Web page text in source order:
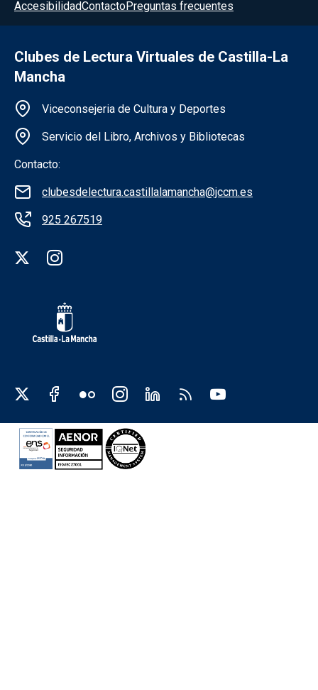
AccesibilidadContactoPreguntas frecuentes
Clubes de Lectura Virtuales de Castilla-La
Mancha
Información de la institución
Viceconsejeria de Cultura y Deportes
Servicio del Libro, Archivos y Bibliotecas
Contacto:
clubesdelectura.castillalamancha@jccm.es
925 267519
Redes sociales institución
Redes sociales JCCM